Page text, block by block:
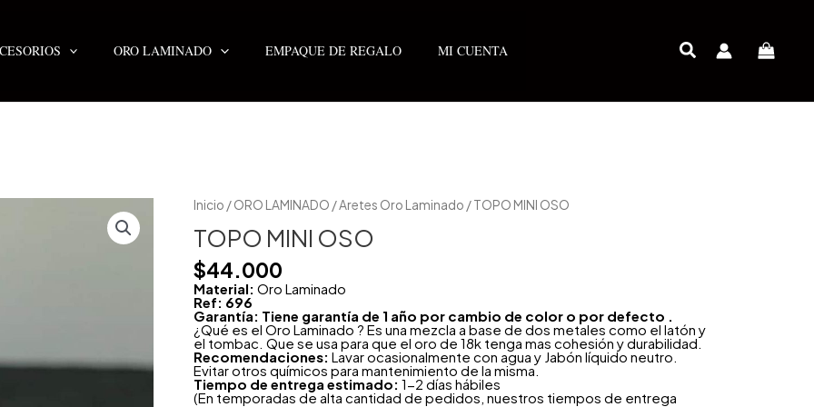
ORO LAMINADO EMPAQUE DE REGALO MI CUENTA
Inicio /ORO LAMINADO /Aretes Oro Laminado / TOPO MINI OSO
TOPO MINI OSO
$44.000
Material: Oro Laminado
Ref: 696
Garantía: Tiene garantía de 1 año por cambio de color o por defecto .
¿Qué es el Oro Laminado ? Es una mezcla a base de dos metales como el latón y
el tombac. Que se usa para que el oro de 18k tenga mas cohesión y durabilidad.
Recomendaciones: Lavar ocasionalmente con agua y Jabón líquido neutro.
Evitar otros químicos para mantenimiento de la misma.
Tiempo de entrega estimado: 1-2 días hábiles
(En temporadas de alta cantidad de pedidos, nuestros tiempos de entrega
TOPO
OSO
cantidad